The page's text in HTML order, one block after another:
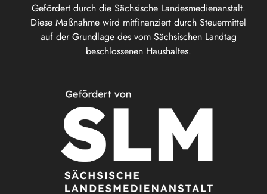
Gefördert durch die Sächsische Landesmedienanstalt.
Diese Maßnahme wird mitfinanziert durch Steuermittel
auf der Grundlage des vom Sächsischen Landtag
beschlossenen Haushaltes.